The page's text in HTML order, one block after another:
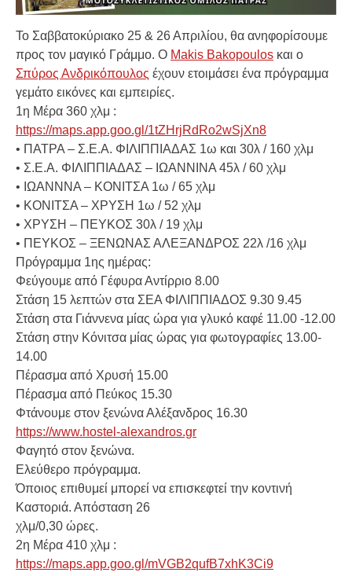
Το Σαββατοκύριακο 25 & 26 Απριλίου, θα ανηφορίσουμε
προς τον μαγικό Γράμμο. Ο Makis Bakopoulos και ο
Σπύρος Ανδρικόπουλος έχουν ετοιμάσει ένα πρόγραμμα
γεμάτο εικόνες και εμπειρίες.
1η Μέρα 360 χλμ :
https://maps.app.goo.gl/1tZHrjRdRo2wSjXn8
• ΠΑΤΡΑ – Σ.Ε.Α. ΦΙΛΙΠΠΙΑΔΑΣ 1ω και 30λ / 160 χλμ
• Σ.Ε.Α. ΦΙΛΙΠΠΙΑΔΑΣ – ΙΩΑΝΝΙΝΑ 45λ / 60 χλμ
• ΙΩΑΝΝΝΑ – ΚΟΝΙΤΣΑ 1ω / 65 χλμ
• ΚΟΝΙΤΣΑ – ΧΡΥΣΗ 1ω / 52 χλμ
• ΧΡΥΣΗ – ΠΕΥΚΟΣ 30λ / 19 χλμ
• ΠΕΥΚΟΣ – ΞΕΝΩΝΑΣ ΑΛΕΞΑΝΔΡΟΣ 22λ /16 χλμ
Πρόγραμμα 1ης ημέρας:
Φεύγουμε από Γέφυρα Αντίρριο 8.00
Στάση 15 λεπτών στα ΣΕΑ ΦΙΛΙΠΠΙΑΔΟΣ 9.30 9.45
Στάση στα Γιάννενα μίας ώρα για γλυκό καφέ 11.00 -12.00
Στάση στην Κόνιτσα μίας ώρας για φωτογραφίες 13.00-
14.00
Πέρασμα από Χρυσή 15.00
Πέρασμα από Πεύκος 15.30
Φτάνουμε στον ξενώνα Αλέξανδρος 16.30
https://www.hostel-alexandros.gr
Φαγητό στον ξενώνα.
Ελεύθερο πρόγραμμα.
Όποιος επιθυμεί μπορεί να επισκεφτεί την κοντινή
Καστοριά. Απόσταση 26
χλμ/0,30 ώρες.
2η Μέρα 410 χλμ :
https://maps.app.goo.gl/mVGB2qufB7xhK3Ci9